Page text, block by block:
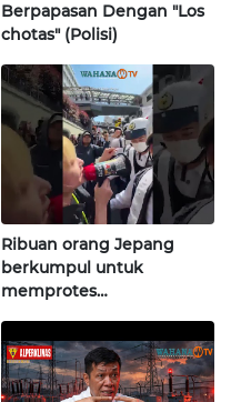
Berpapasan Dengan "Los
chotas" (Polisi)
Ribuan orang Jepang
berkumpul untuk
memprotes
pertama di Fujisawa